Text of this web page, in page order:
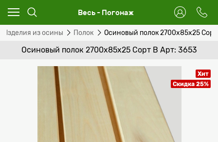
Весь - Погонаж
Изделия из осины Полок Осиновый полок 2700x85x25 Сорт
Осиновый полок 2700x85x25 Сорт B Арт: 3653
Хит
Скидка 25%